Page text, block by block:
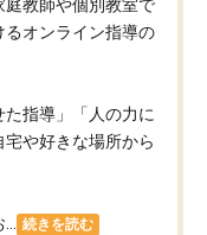
庭教師や個別教室で
オンライン指導の
た指導」「人の力に
や好きな場所から
続きを読む